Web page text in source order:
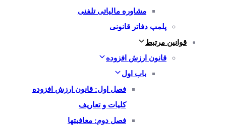
مشاوره مالیاتی تلفنی
پلمپ دفاتر قانونی
قوانین مرتبط
قانون ارزش افزوده
باب اول
فصل اول: قانون ارزش افزوده
کلیات و تعاریف
فصل دوم: معافیتها